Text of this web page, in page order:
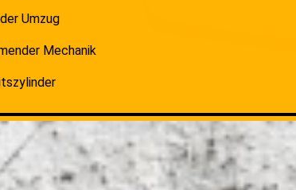
Umzug
Mechanik